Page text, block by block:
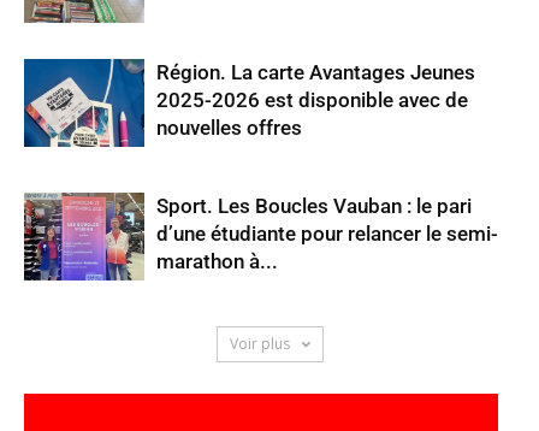
Région. La carte Avantages Jeunes
2025-2026 est disponible avec de
nouvelles offres
Sport. Les Boucles Vauban : le pari
d’une étudiante pour relancer le semi-
marathon à...
Voir plus